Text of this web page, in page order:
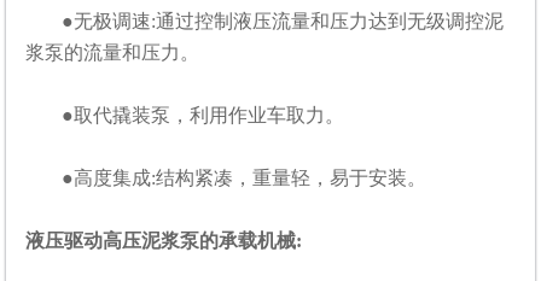
●无极调速:通过控制液压流量和压力达到无级调控泥
浆泵的流量和压力。
●取代撬装泵，利用作业车取力。
●高度集成:结构紧凑，重量轻，易于安装。
液压驱动高压泥浆泵的承载机械: